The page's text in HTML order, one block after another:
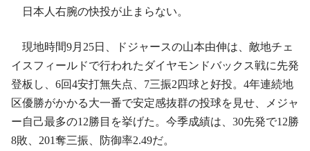
日本人右腕の快投が止まらない。
現地時間9月25日、ドジャースの山本由伸は、敵地チェ
イスフィールドで行われたダイヤモンドバックス戦に先発
登板し、6回4安打無失点、7三振2四球と好投。4年連続地
区優勝がかかる大一番で安定感抜群の投球を見せ、メジャ
ー自己最多の12勝目を挙げた。今季成績は、30先発で12勝
8敗、201奪三振、防御率2.49だ。